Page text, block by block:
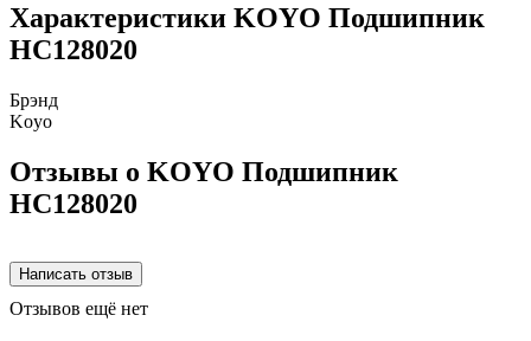
Характеристики KOYO Подшипник
HC128020
Брэнд
Koyo
Отзывы о KOYO Подшипник
HC128020
Отзывов ещё нет